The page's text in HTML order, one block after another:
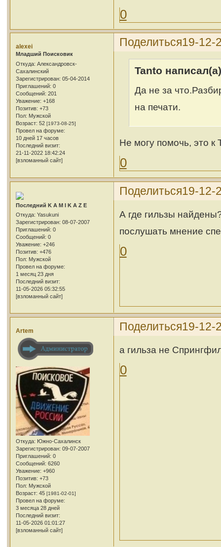
0
Поделиться19-12-
alexei
Младший Поисковик
Откуда: Александровск-
Сахалинский
Зарегистрирован: 05-04-2014
Приглашений: 0
Сообщений: 201
Уважение: +168
Позитив: +73
Пол: Мужской
Возраст: 52 [1973-08-25]
Провел на форуме:
10 дней 17 часов
Последний визит:
21-11-2022 18:42:24
[взломанный сайт]
Tanto
Да не за
на печати.
Не могу помочь, это
0
Поделиться19-12-
Последний K A M I K A Z E
Откуда: Yasukuni
Зарегистрирован: 08-07-2007
Приглашений: 0
Сообщений: 0
Уважение: +246
Позитив: +476
Пол: Мужской
Провел на форуме:
1 месяц 23 дня
Последний визит:
11-05-2026 05:32:55
[взломанный сайт]
А где гильзы
послушать мнение
0
Поделиться19-12-
Artem
Откуда: Южно-Сахалинск
Зарегистрирован: 09-07-2007
Приглашений: 0
Сообщений: 6260
Уважение: +960
Позитив: +73
Пол: Мужской
Возраст: 45 [1981-02-01]
Провел на форуме:
3 месяца 28 дней
Последний визит:
11-05-2026 01:01:27
[взломанный сайт]
а гильза не
0